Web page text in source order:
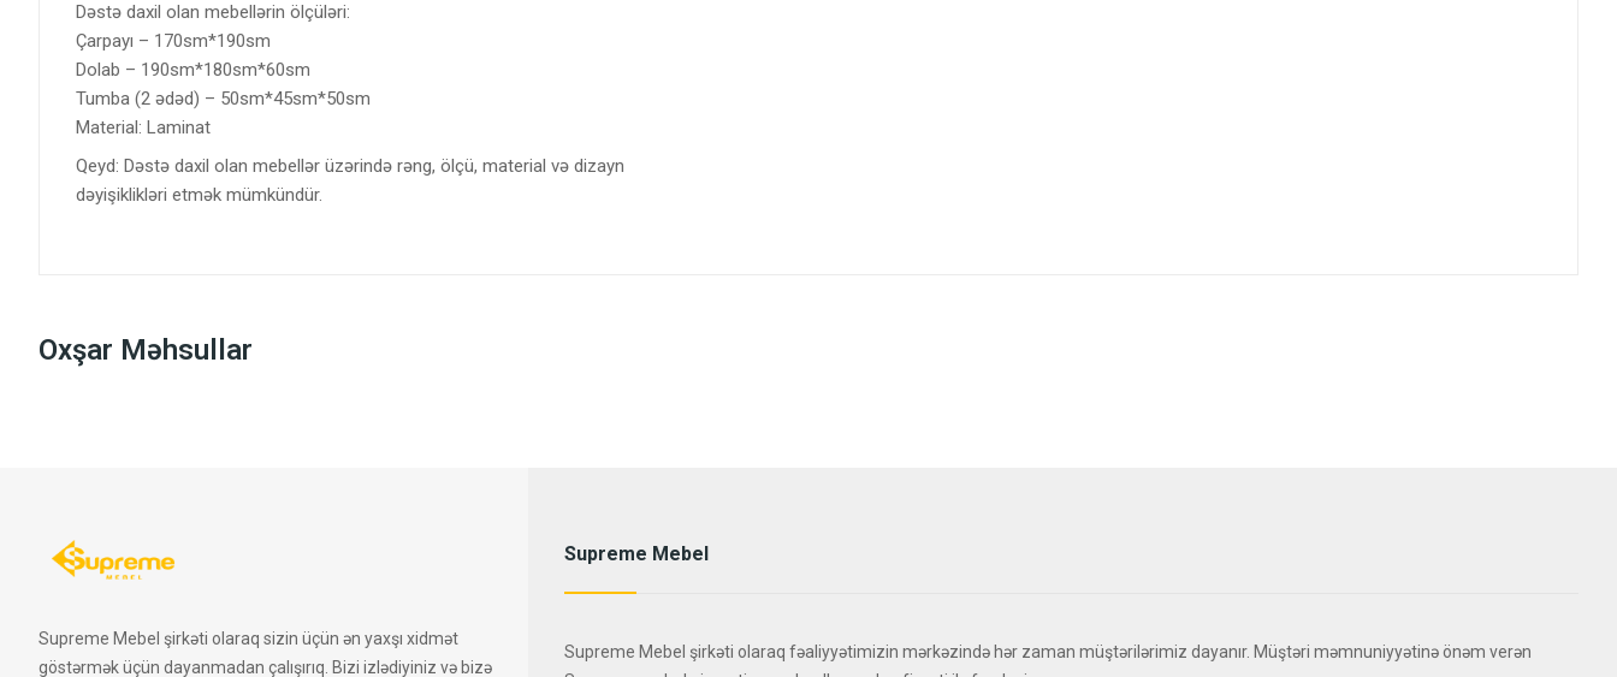
Dəstə daxil olan mebellərin ölçüləri:
Çarpayı – 170sm*190sm
Dolab – 190sm*180sm*60sm
Tumba (2 ədəd) – 50sm*45sm*50sm
Material: Laminat
Qeyd: Dəstə daxil olan mebellər üzərində rəng, ölçü, material və dizayn
dəyişiklikləri etmək mümkündür.
Oxşar Məhsullar
Supreme Mebel şirkəti olaraq sizin üçün ən yaxşı xidmət
göstərmək üçün dayanmadan çalışırıq. Bizi izlədiyiniz və bizə
Supreme Mebel
Supreme Mebel şirkəti olaraq fəaliyyətimizin mərkəzində hər zaman müştərilərimiz dayanır. Müştəri məmnuniyyətinə önəm verən